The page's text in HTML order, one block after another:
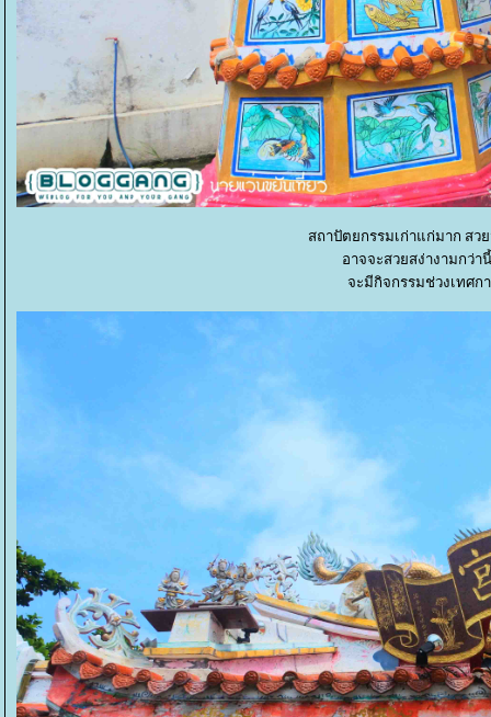
สถาปัตยกรรมเก่าแก่มาก สว
อาจจะสวยสง่างามกว่
จะมีกิจกรรมช่วงเทศก